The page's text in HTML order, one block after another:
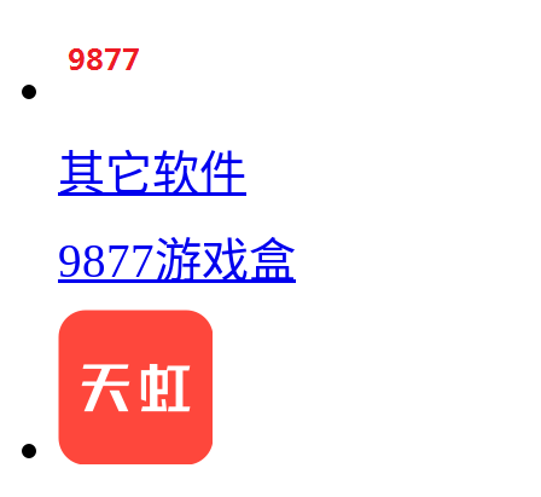
其它软件
9877游戏盒